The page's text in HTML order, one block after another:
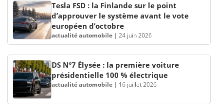
Tesla FSD : la Finlande sur le point
d’approuver le système avant le vote
européen d’octobre
actualité automobile | 24 juin 2026
DS N°7 Élysée : la première voiture
présidentielle 100 % électrique
actualité automobile | 16 juillet 2026